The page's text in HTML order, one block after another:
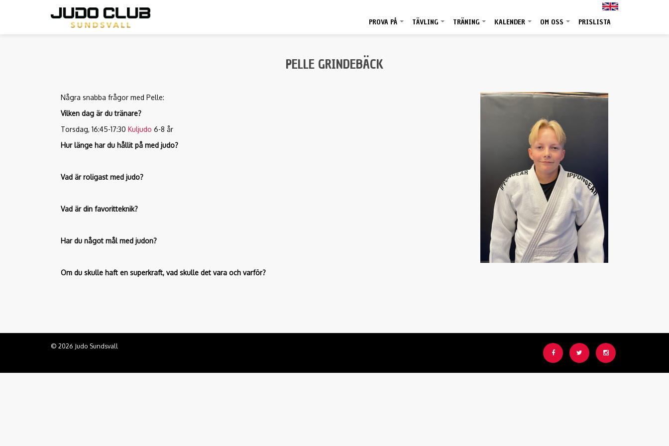
Hoppa
PROVA PÅ TÄVLING TRÄNING KALENDER OM OSS PRISLISTA
PELLE GRINDEBÄCK
Några snabba frågor med Pelle:
Vilken dag är du tränare?
Torsdag, 16:45-17:30 Kuljudo 6-8 år
Hur länge har du hållit på med judo?
Vad är roligast med judo?
Vad är din favoritteknik?
Har du något mål med judon?
Om du skulle haft en superkraft, vad skulle det vara och varför?
© 2026 Judo Sundsvall